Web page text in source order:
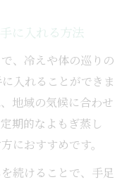
に入れる方法
、冷えや体の巡りの
入れることができま
地域の気候に合わせ
期的なよもぎ蒸し
におすすめです。
続けることで、手足